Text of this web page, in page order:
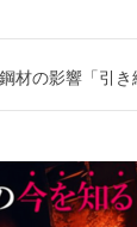
材の影響「引き